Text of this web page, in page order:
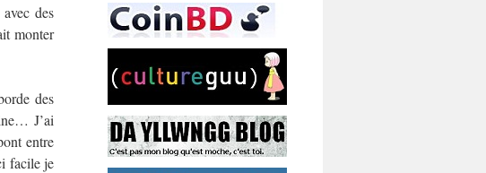
des
monter
des
J’ai
entre
facile je